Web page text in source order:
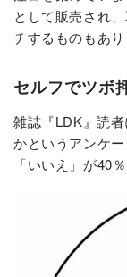
として販売され
チするものもあり
セルフでツボ
雑誌『LDK』読
かというアンケ
「いいえ」が40％